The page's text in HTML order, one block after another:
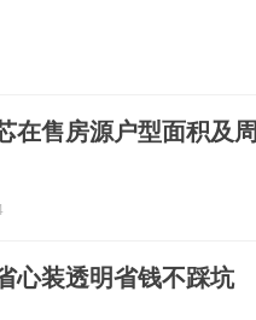
在售房源户型面积及周
心装透明省钱不踩坑